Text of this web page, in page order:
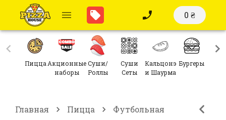
0 ₴
Пицца Акционные
наборы
Суши/
Роллы
Суши
Сеты
Кальцонэ
и Шаурма
Бургеры
Главная Пицца Футбольная